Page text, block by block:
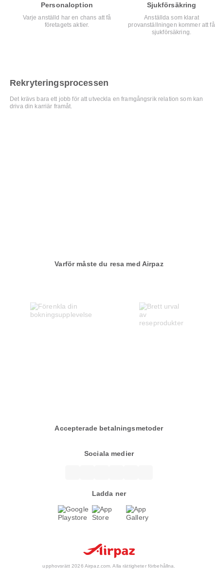
Personaloption
Varje anställd har en chans att få
företagets aktier.
Sjukförsäkring
Anställda som klarat
provanställningen kommer att få
sjukförsäkring.
Rekryteringsprocessen
Det krävs bara ett jobb för att utveckla en framgångsrik relation som kan
driva din karriär framåt.
Varför måste du resa med Airpaz
Accepterade betalningsmetoder
Sociala medier
Ladda ner
upphovsrätt 2026 Airpaz.com. Alla rättigheter förbehållna.